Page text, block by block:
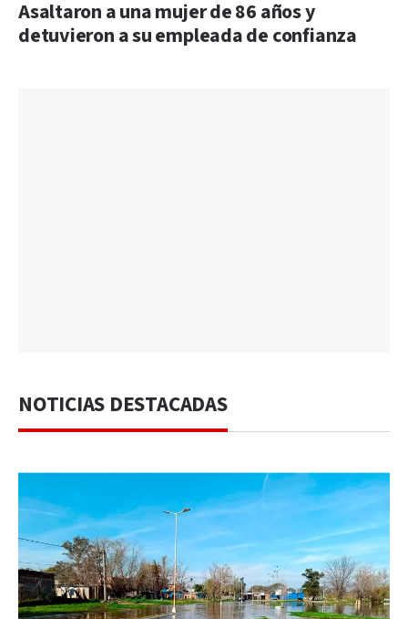
Asaltaron a una mujer de 86 años y
detuvieron a su empleada de confianza
NOTICIAS DESTACADAS